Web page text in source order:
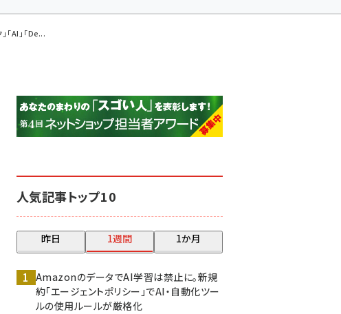
アスクル (1122)
base (1081)
「AI」「De...
人気記事トップ10
昨日 1週間 1か月
AmazonのデータでAI学習は禁止に。新規
約「エージェントポリシー」でAI・自動化ツー
ルの使用ルールが厳格化